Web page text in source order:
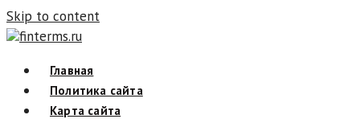
Skip to content
finterms.ru
Главная
Политика сайта
Карта сайта